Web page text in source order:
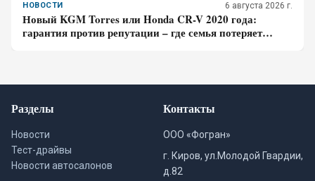
НОВОСТИ 6 августа 2026 г.
Новый KGM Torres или Honda CR-V 2020 года:
гарантия против репутации – где семья потеряет
Разделы
Новости
Тест-драйвы
Новости автосалонов
Контакты
ООО «Фогран»
г. Киров, ул.Молодой Гвардии,
д.82